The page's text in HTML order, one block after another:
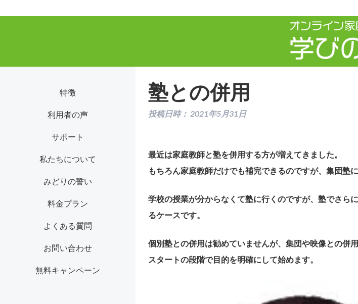
特徴
利用者の声
サポート
私たちについて
みどりの誓い
料金プラン
よくある質問
お問い合わせ
無料キャンペーン
塾との併用
投稿日時： 2021年5月31日
最近は家庭教師と塾を併用する方が増えてきました。
もちろん家庭教師だけでも補完できるのですが、集団塾
学校の授業が分からなくて塾に行くのですが、塾でさら
るケースです。
個別塾との併用は勧めていませんが、集団や映像との併用
スタートの段階で目的を明確にして始めます。